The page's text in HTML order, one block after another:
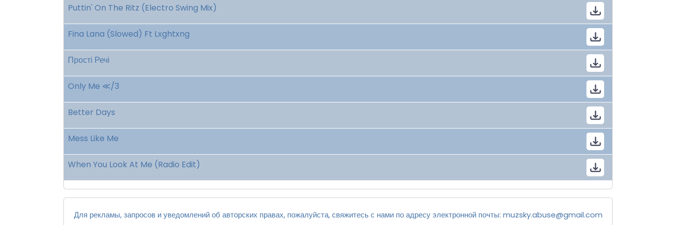
Puttin' On The Ritz (Electro Swing Mix)
Fina Lana (Slowed) Ft Lxghtxng
Прості Речі
Only Me ≪/3
Better Days
Mess Like Me
When You Look At Me (Radio Edit)
Для рекламы, запросов и уведомлений об авторских правах, пожалуйста, свяжитесь с нами по адресу электронной почты: muzsky.abuse@gmail.com